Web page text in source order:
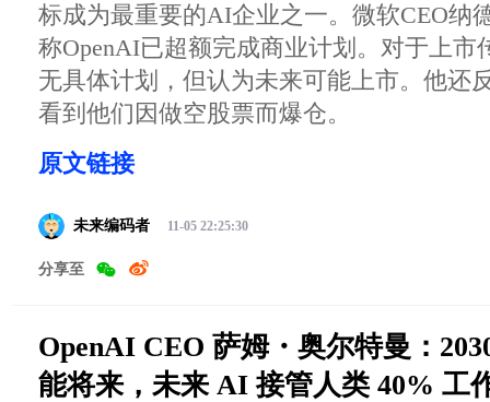
标成为最重要的AI企业之一。微软CEO纳
称OpenAI已超额完成商业计划。对于上市
无具体计划，但认为未来可能上市。他还
看到他们因做空股票而爆仓。
原文链接
未来编码者 11-05 22:25:30
分享至
OpenAI CEO 萨姆・奥尔特曼：
能将来，未来 AI 接管人类 40% 工